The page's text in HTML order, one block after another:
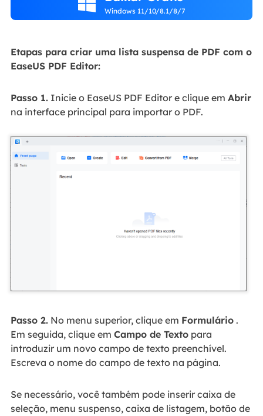
Windows 11/10/8.1/8/7
Etapas para criar uma lista suspensa de PDF com o
EaseUS PDF Editor:
Passo 1.Inicie o EaseUS PDF Editor e clique em Abrir
na interface principal para importar o PDF.
Passo 2.No menu superior, clique em Formulário.
Em seguida, clique em Campo de Textopara
introduzir um novo campo de texto preenchível.
Escreva o nome do campo de texto na página.
Se necessário, você também pode inserir caixa de
seleção, menu suspenso, caixa de listagem, botão de